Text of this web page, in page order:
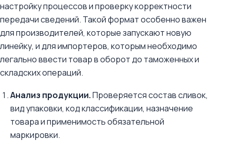
настройку процессов и проверку корректности
передачи сведений. Такой формат особенно важен
для производителей, которые запускают новую
линейку, и для импортеров, которым необходимо
легально ввести товар в оборот до таможенных и
складских операций.
Анализ продукции.Проверяется состав сливок,
вид упаковки, код классификации, назначение
товара и применимость обязательной
маркировки.